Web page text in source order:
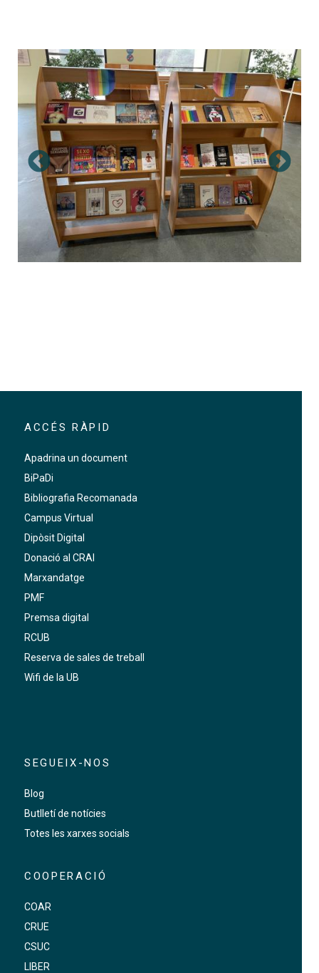
ACCÉS RÀPID
Apadrina un document
BiPaDi
Bibliografia Recomanada
Campus Virtual
Dipòsit Digital
Donació al CRAI
Marxandatge
PMF
Premsa digital
RCUB
Reserva de sales de treball
Wifi de la UB
SEGUEIX-NOS
Blog
Butlletí de notícies
Totes les xarxes socials
COOPERACIÓ
COAR
CRUE
CSUC
LIBER